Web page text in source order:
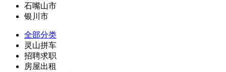
石嘴山市
银川市
全部分类
灵山拼车
招聘求职
房屋出租